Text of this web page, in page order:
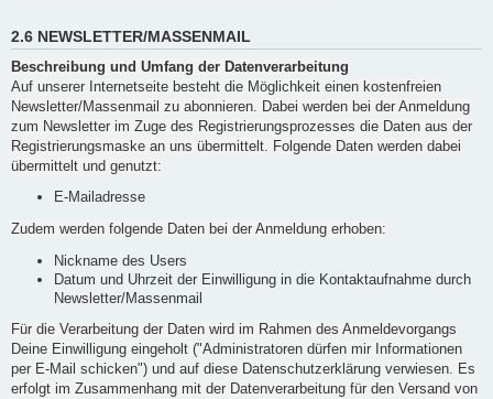
2.6 NEWSLETTER/MASSENMAIL
Beschreibung und Umfang der Datenverarbeitung
Auf unserer Internetseite besteht die Möglichkeit einen kostenfreien
Newsletter/Massenmail zu abonnieren. Dabei werden bei der Anmeldung
zum Newsletter im Zuge des Registrierungsprozesses die Daten aus der
Registrierungsmaske an uns übermittelt. Folgende Daten werden dabei
übermittelt und genutzt:
E-Mailadresse
Zudem werden folgende Daten bei der Anmeldung erhoben:
Nickname des Users
Datum und Uhrzeit der Einwilligung in die Kontaktaufnahme durch
Newsletter/Massenmail
Für die Verarbeitung der Daten wird im Rahmen des Anmeldevorgangs
Deine Einwilligung eingeholt ("Administratoren dürfen mir Informationen
per E-Mail schicken") und auf diese Datenschutzerklärung verwiesen. Es
erfolgt im Zusammenhang mit der Datenverarbeitung für den Versand von